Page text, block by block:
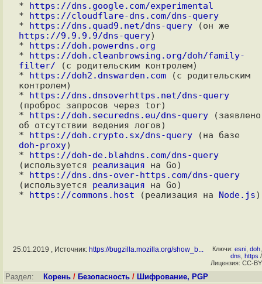
* https://dns.google.com/experimental
* https://cloudflare-dns.com/dns-query
* https://dns.quad9.net/dns-query
(он же
https://9.9.9.9/dns-query)
* https://doh.powerdns.org
* https://doh.cleanbrowsing.org/doh/family-
filter/ (с родительским контролем)
* https://doh2.dnswarden.com (с родительским
контролем)
* https://dns.dnsoverhttps.net/dns-query
(проброс запросов через tor)
* https://doh.securedns.eu/dns-query (заявлено
об отсутствии ведения логов)
* https://doh.crypto.sx/dns-query
(на базе
doh-proxy)
* https://doh-de.blahdns.com/dns-query
(используется реализация на Go)
* https://dns.dns-over-https.com/dns-query
(используется реализация на Go)
* https://commons.host (реализация на Node.js
25.01.2019 , Источник: https://bugzilla.mozilla.org/show_b... Ключи: esni doh
dns https /
Лицензия: CC-BY
Раздел: Корень / Безопасность / Шифрование, PGP